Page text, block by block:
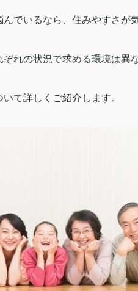
でいるなら、住みやすさが
れの状況で求める環境は異
て詳しくご紹介します。